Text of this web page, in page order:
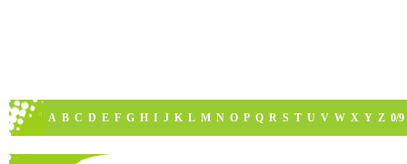
A B C D E F G H I J K L M N O P Q R S T U V W X Y Z 0/9